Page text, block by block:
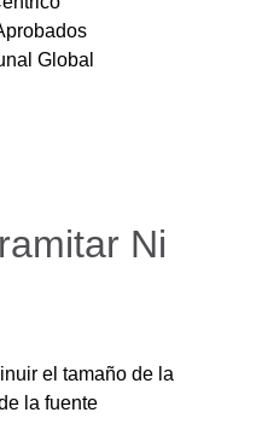
Global
Ni
el tamaño de la
la fuente